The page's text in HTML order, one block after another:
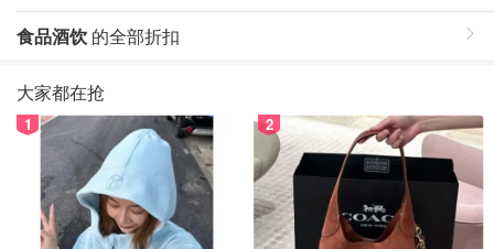
食品酒饮 的全部折扣
大家都在抢
1 2